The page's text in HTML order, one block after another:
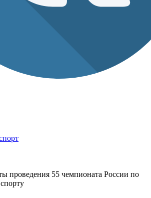
проведения 55 чемпионата России по